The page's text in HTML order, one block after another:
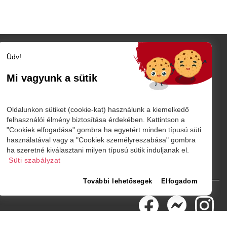
Szatmár megye
Szatmárnémeti
Nagykároly
Belföld
Külföld
Sport
Üdv!
Mi vagyunk a sütik
Oldalunkon sütiket (cookie-kat) használunk a kiemelkedő
felhasználói élmény biztosítása érdekében. Kattintson a
"Cookiek elfogadása" gombra ha egyetért minden típusú süti
használatával vagy a "Cookiek személyreszabása" gombra
ha szeretné kiválasztani milyen típusú sütik induljanak el.
Süti szabályzat
További lehetősegek Elfogadom